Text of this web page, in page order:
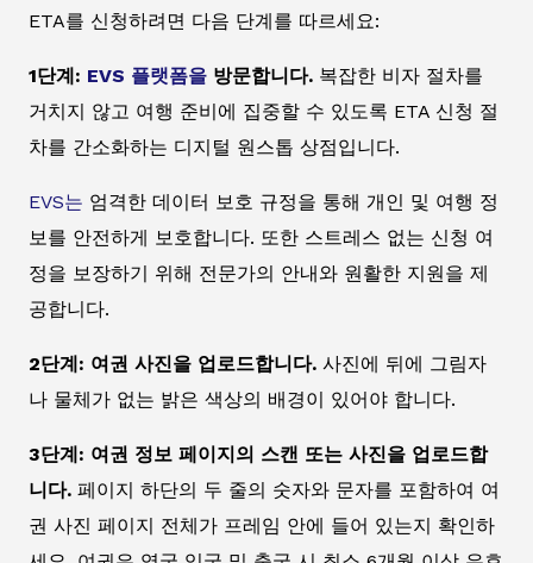
ETA를 신청하려면 다음 단계를 따르세요:
1단계: EVS 플랫폼을 방문합니다. 복잡한 비자 절차를
거치지 않고 여행 준비에 집중할 수 있도록 ETA 신청 절
차를 간소화하는 디지털 원스톱 상점입니다.
EVS는 엄격한 데이터 보호 규정을 통해 개인 및 여행 정
보를 안전하게 보호합니다. 또한 스트레스 없는 신청 여
정을 보장하기 위해 전문가의 안내와 원활한 지원을 제
공합니다.
2단계: 여권 사진을 업로드합니다. 사진에 뒤에 그림자
나 물체가 없는 밝은 색상의 배경이 있어야 합니다.
3단계: 여권 정보 페이지의 스캔 또는 사진을 업로드합
니다. 페이지 하단의 두 줄의 숫자와 문자를 포함하여 여
권 사진 페이지 전체가 프레임 안에 들어 있는지 확인하